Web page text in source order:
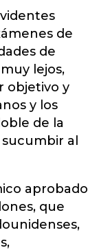
de
de
lejos,
objetivo y
y los
de la
al
aprobado
que